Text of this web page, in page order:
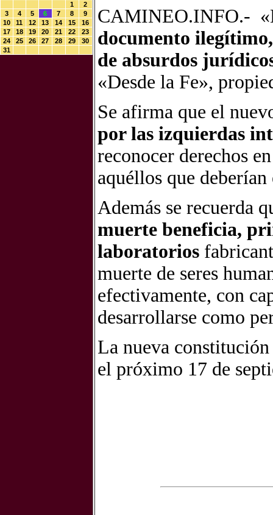
1
2
3
4 5 6 7 8
9
10
11 12 13 14 15
16
17
18 19 20 21 22
23
24
25 26 27 28 29
30
31
CAMINEO.INFO.-
documento
de absurdos
«Desde la Fe»,
Se afirma que el
por las izquierdas
reconocer derechos
aquéllos que
Además se recuerda
muerte beneficia,
laboratorios
muerte de seres
efectivamente, con
desarrollarse como
La nueva
el próximo 17 de